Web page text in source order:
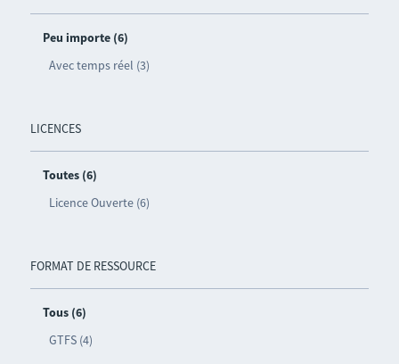
Peu importe (6)
Avec temps réel (3)
LICENCES
Toutes (6)
Licence Ouverte (6)
FORMAT DE RESSOURCE
Tous (6)
GTFS (4)